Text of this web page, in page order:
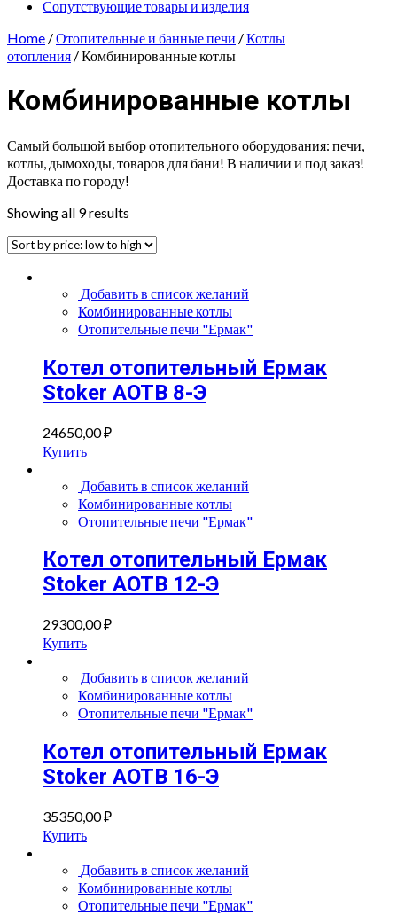
Сопутствующие товары и изделия
Home /Отопительные и банные печи /Котлы
отопления / Комбинированные котлы
Комбинированные котлы
Самый большой выбор отопительного оборудования: печи,
котлы, дымоходы, товаров для бани! В наличии и под заказ!
Доставка по городу!
Showing all 9 results
Добавить в список желаний
Комбинированные котлы
Отопительные печи "Ермак"
Котел отопительный Ермак
Stoker АОТВ 8-Э
24650,00₽
Купить
Добавить в список желаний
Комбинированные котлы
Отопительные печи "Ермак"
Котел отопительный Ермак
Stoker АОТВ 12-Э
29300,00₽
Купить
Добавить в список желаний
Комбинированные котлы
Отопительные печи "Ермак"
Котел отопительный Ермак
Stoker АОТВ 16-Э
35350,00₽
Купить
Добавить в список желаний
Комбинированные котлы
Отопительные печи "Ермак"